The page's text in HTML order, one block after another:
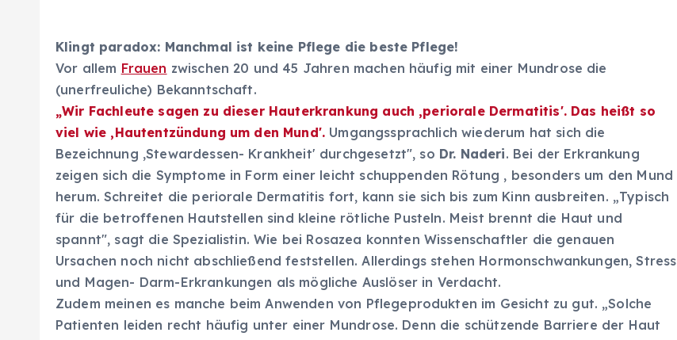
Klingt paradox: Manchmal ist keine Pflege die beste Pflege!
Vor allem Frauen zwischen 20 und 45 Jahren machen häufig mit einer Mundrose die
(unerfreuliche) Bekanntschaft.
„Wir Fachleute sagen zu dieser Hauterkrankung auch ‚periorale Dermatitis'. Das heißt so
viel wie ‚Hautentzündung um den Mund'. Umgangssprachlich wiederum hat sich die
Bezeichnung ‚Stewardessen- Krankheit' durchgesetzt", so Dr. Naderi. Bei der Erkrankung
zeigen sich die Symptome in Form einer leicht schuppenden Rötung , besonders um den Mund
herum. Schreitet die periorale Dermatitis fort, kann sie sich bis zum Kinn ausbreiten. „Typisch
für die betroffenen Hautstellen sind kleine rötliche Pusteln. Meist brennt die Haut und
spannt", sagt die Spezialistin. Wie bei Rosazea konnten Wissenschaftler die genauen
Ursachen noch nicht abschließend feststellen. Allerdings stehen Hormonschwankungen, Stress
und Magen- Darm-Erkrankungen als mögliche Auslöser in Verdacht.
Zudem meinen es manche beim Anwenden von Pflegeprodukten im Gesicht zu gut. „Solche
Patienten leiden recht häufig unter einer Mundrose. Denn die schützende Barriere der Haut